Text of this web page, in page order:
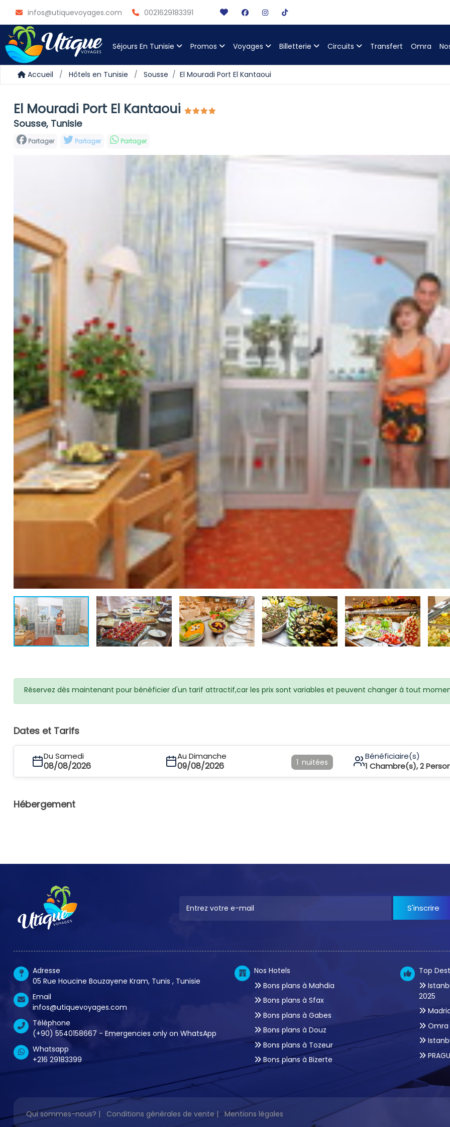
infos@utiquevoyages.com 0021629183391
Séjours En Tunisie Promos Voyages Billetterie Circuits Transfert Omra
Accueil Hôtels en Tunisie Sousse El Mouradi Port El Kantaoui
El Mouradi Port El Kantaoui
Sousse, Tunisie
Partager Partager Partager
Réservez dès maintenant pour bénéficier d'un tarif attractif,car les prix sont variables et peuvent changer à tout
Dates et Tarifs
Du Samedi
08/08/2026
Au Dimanche
09/08/2026 1 nuitées
Bénéficiaire(s)
1 Chambre(s),2
Hébergement
S'inscrire
Adresse
05 Rue Houcine Bouzayene Kram, Tunis , Tunisie
Email
infos@utiquevoyages.com
Téléphone
(+90) 5540158667 - Emergencies only on WhatsApp
Whatsapp
+216 29183399
Nos Hotels
Bons plans à Mahdia
Bons plans à Sfax
Bons plans à Gabes
Bons plans à Douz
Bons plans à Tozeur
Bons plans à Bizerte
Top
2025
Omra
Qui sommes-nous? | Conditions générales de vente| Mentions légales